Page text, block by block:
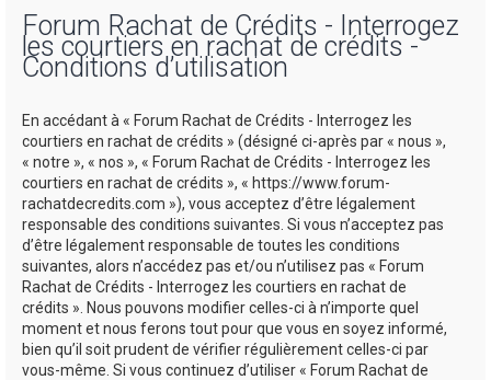
Forum Rachat de Crédits - Interrogez
les courtiers en rachat de crédits -
Conditions d’utilisation
En accédant à « Forum Rachat de Crédits - Interrogez les
courtiers en rachat de crédits » (désigné ci-après par « nous »,
« notre », « nos », « Forum Rachat de Crédits - Interrogez les
courtiers en rachat de crédits », « https://www.forum-
rachatdecredits.com »), vous acceptez d’être légalement
responsable des conditions suivantes. Si vous n’acceptez pas
d’être légalement responsable de toutes les conditions
suivantes, alors n’accédez pas et/ou n’utilisez pas « Forum
Rachat de Crédits - Interrogez les courtiers en rachat de
crédits ». Nous pouvons modifier celles-ci à n’importe quel
moment et nous ferons tout pour que vous en soyez informé,
bien qu’il soit prudent de vérifier régulièrement celles-ci par
vous-même. Si vous continuez d’utiliser « Forum Rachat de